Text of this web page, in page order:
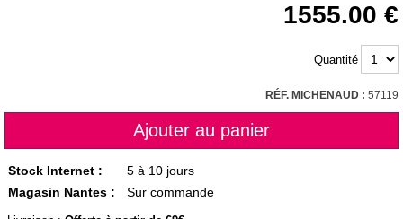
1555.00
Quantité
RÉF. MICHENAUD : 57119
Stock Internet :
5 à 10 jours
Magasin Nantes :
Sur commande